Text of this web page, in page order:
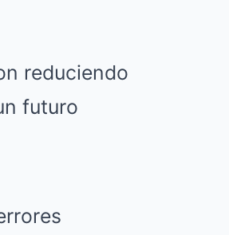
reduciendo
futuro